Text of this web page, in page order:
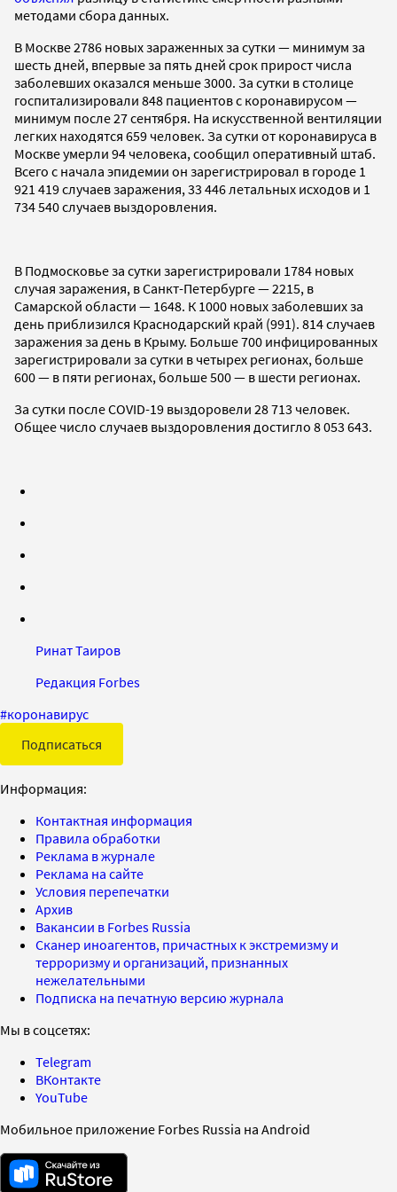
методами сбора данных.
В Москве 2786 новых зараженных за сутки — минимум за
шесть дней, впервые за пять дней срок прирост числа
заболевших оказался меньше 3000. За сутки в столице
госпитализировали 848 пациентов с коронавирусом —
минимум после 27 сентября. На искусственной вентиляции
легких находятся 659 человек. За сутки от коронавируса в
Москве умерли 94 человека, сообщил оперативный штаб.
Всего с начала эпидемии он зарегистрировал в городе 1
921 419 случаев заражения, 33 446 летальных исходов и 1
734 540 случаев выздоровления.
В Подмосковье за сутки зарегистрировали 1784 новых
случая заражения, в Санкт-Петербурге — 2215, в
Самарской области — 1648. К 1000 новых заболевших за
день приблизился Краснодарский край (991). 814 случаев
заражения за день в Крыму. Больше 700 инфицированных
зарегистрировали за сутки в четырех регионах, больше
600 — в пяти регионах, больше 500 — в шести регионах.
За сутки после COVID-19 выздоровели 28 713 человек.
Общее число случаев выздоровления достигло 8 053 643.
Ринат Таиров
Редакция Forbes
#коронавирус
Подписаться
Информация:
Контактная информация
Правила обработки
Реклама в журнале
Реклама на сайте
Условия перепечатки
Архив
Вакансии в Forbes Russia
Сканер иноагентов, причастных к экстремизму и
терроризму и организаций, признанных
нежелательными
Подписка на печатную версию журнала
Мы в соцсетях:
Telegram
ВКонтакте
YouTube
Мобильное приложение Forbes Russia на Android